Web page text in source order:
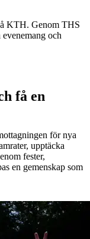
KTH. Genom THS
och
få en
för nya
upptäcka
fester,
en gemenskap som